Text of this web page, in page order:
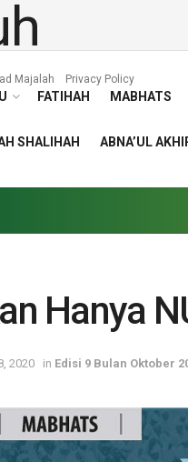
Majalah Privacy Policy
FATIHAH MABHATS
SHALIHAH ABNA’UL
Hanya
2020 in Edisi 9 Bulan Oktober